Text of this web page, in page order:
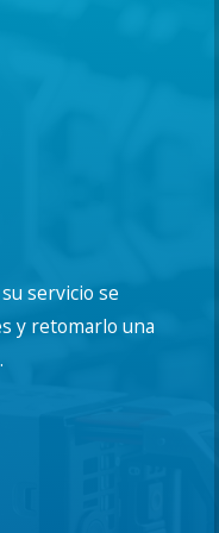
servicio se
y retomarlo una